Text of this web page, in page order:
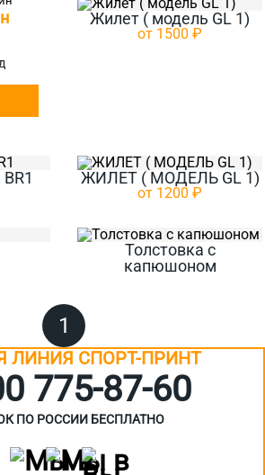
Жилет ( модель GL 1)
от 1500 ₽
ЖИЛЕТ ( МОДЕЛЬ GL 1)
от 1200 ₽
Толстовка с
капюшоном
1
ЛИНИЯ СПОРТ-ПРИНТ
775‑87-60
ПО РОССИИ БЕСПЛАТНО